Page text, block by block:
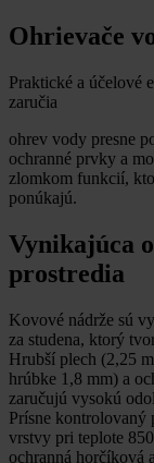
Ohrievače
Praktické a účelové
zaručia
ohrev vody presne
ochranné prvky a
zlomkom funkcií,
ponúkajú.
Vynikajúca
prostredia
Kovové nádrže sú
za studena, ktorý
Hrubší plech (2,25
hrúbke 1,8 mm) a
zaručujú vysokú
Prísne kontrolovaný
vrstvy pri teplote
ochranná horčíková